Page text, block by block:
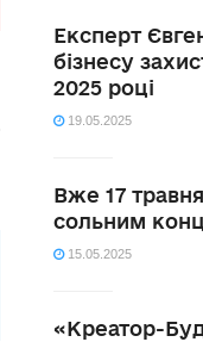
Експерт
бізнесу
2025 році
19.05.2025
Вже 17
сольним
15.05.2025
«Креатор-